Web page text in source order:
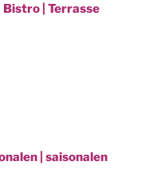
| Terrasse
| saisonalen